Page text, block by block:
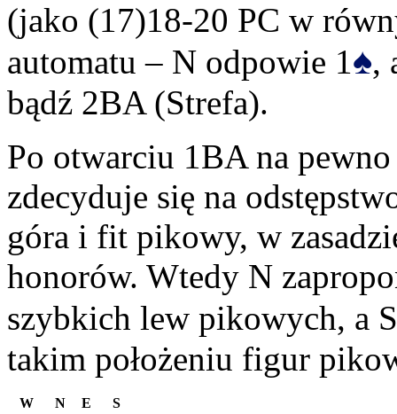
(jako (17)18-20 PC w
automatu – N odpowie 1♠,
bądź 2BA (Strefa).
Po otwarciu 1BA na
zdecyduje się na
góra i fit pikowy, w
honorów. Wtedy N
szybkich lew pikowych, a
takim położeniu figur
W N E
S